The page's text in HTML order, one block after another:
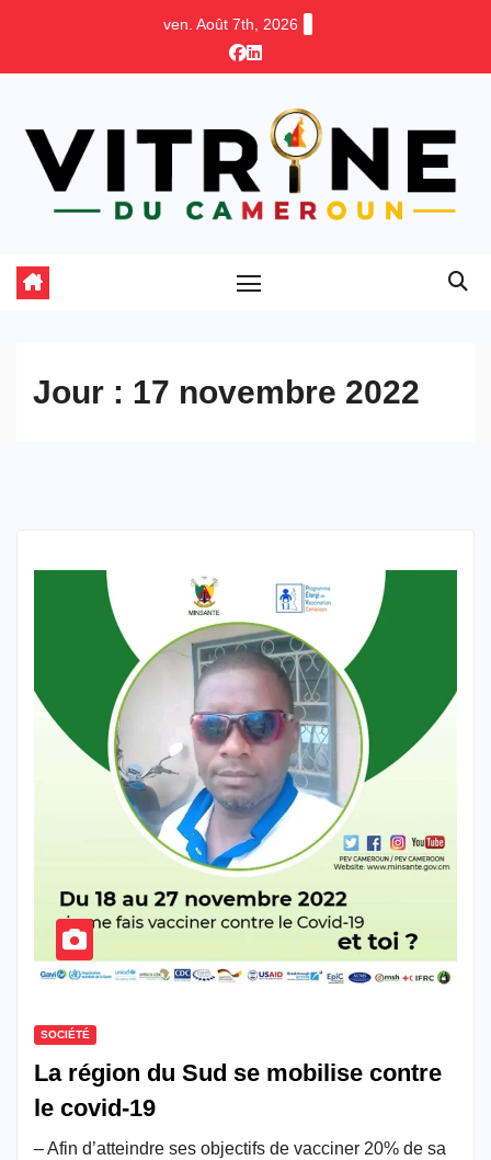
ven. Août 7th, 2026
Jour : 17 novembre 2022
SOCIÉTÉ
La région du Sud se mobilise contre
le covid-19
– Afin d’atteindre ses objectifs de vacciner 20% de sa